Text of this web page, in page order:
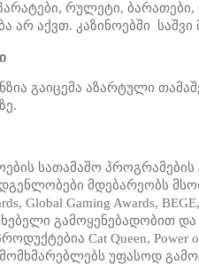
რულეტი,
არ აქვთ. კაზინოებში
გაიცემა აზარტული
სათამაშო
მდებარეობს
Global Gaming Awards,
Cat Queen, Power of
უფასოდ